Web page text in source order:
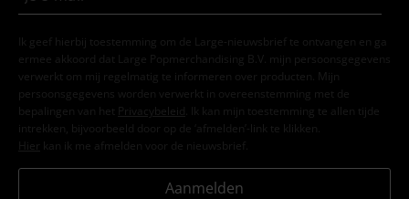
Ik geef hierbij toestemming om de Large-nieuwsbrief te ontvangen en ga
ermee akkoord dat Large Popmerchandising B.V. mijn persoonsgegevens
verwerkt om mij regelmatig te informeren over producten. Mijn
persoonsgegevens worden verwerkt in overeenstemming met de
bepalingen van het
Privacybeleid . Ik kan mijn toestemming te allen tijde
intrekken, bijvoorbeeld door op de ‘afmelden’-link te klikken.
Hier kan ik me afmelden voor de nieuwsbrief.
Aanmelden